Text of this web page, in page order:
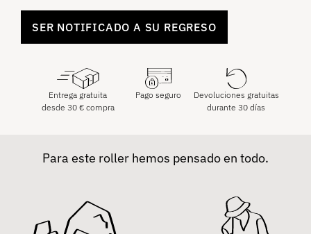
SER NOTIFICADO A SU REGRESO
Entrega gratuita
desde 30 €compra
Pago seguro
Devoluciones gratuitas
durante 30 días
Para este roller hemos pensado en todo.